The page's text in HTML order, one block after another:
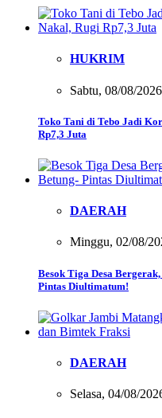
HUKRIM
Sabtu, 08/08/
Toko Tani di Tebo Jadi
Rp7,3 Juta
DAERAH
Minggu, 02/08/
Besok Tiga Desa
Pintas Diultimatum!
DAERAH
Selasa, 04/08/